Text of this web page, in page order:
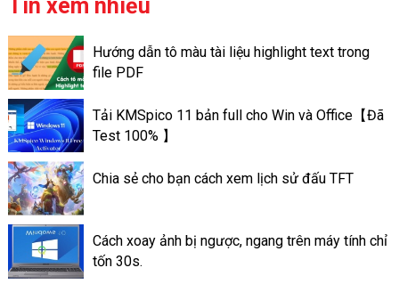
database management
system, được viết tắt:
RDBMS). Nó mang những
chức năng quản lý và chỉnh
sửa và truy xuất dữ liệu thành
dạng bảng.
Tin xem nhiều
Hướng dẫn tô màu tài liệu highlight text trong
file PDF
Tải KMSpico 11 bản full cho Win và Office【Đã
Test 100% 】
Chia sẻ cho bạn cách xem lịch sử đấu TFT
Cách xoay ảnh bị ngược, ngang trên máy tính chỉ
tốn 30s.